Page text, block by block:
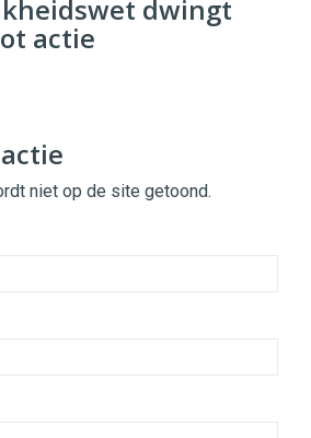
dwingt
actie
niet op de site getoond.